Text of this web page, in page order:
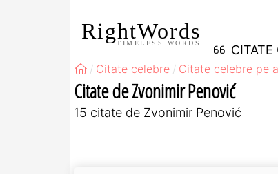
RightWords
TIMELESS WORDS CITATE
Citate celebre Citate celebre pe
Citate de Zvonimir Penović
15 citate de Zvonimir Penović